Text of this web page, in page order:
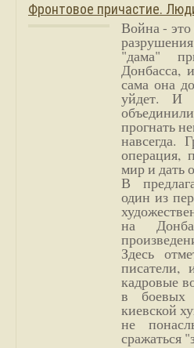
Фронтовое причастие.
Война - это
"дама"
Донбасса,
сама она
уйдет. И
прогнать
навсегда.
операция,
мир и дать
В
один из
на
Здесь
писатели,
кадровые
в боевых
киевской
не
сражаться